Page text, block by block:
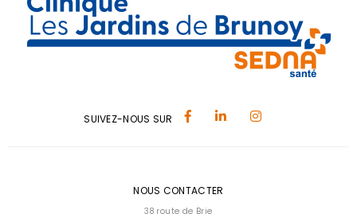
SUIVEZ-NOUS SUR
NOUS CONTACTER
38 route de Brie